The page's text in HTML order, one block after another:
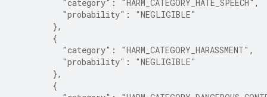
"category" : "HARM_CATEGORY_HATE_SPEECH" ,
"probability" :
"NEGLIGIBLE"
},
{
"category" : "HARM_CATEGORY_HARASSMENT" ,
"probability" :
"NEGLIGIBLE"
},
{